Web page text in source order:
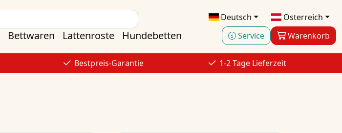
Deutsch
Österreich
Service
Warenkorb
Bettwaren Lattenroste Hundebetten
Bestpreis-Garantie 1-2 Tage Lieferzeit